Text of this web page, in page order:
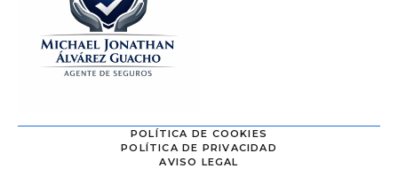
POLÍTICA DE COOKIES
POLÍTICA DE PRIVACIDAD
AVISO LEGAL